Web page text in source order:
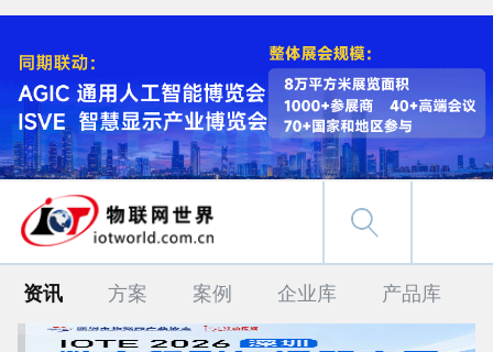
资讯 方案 案例 企业库 产品库